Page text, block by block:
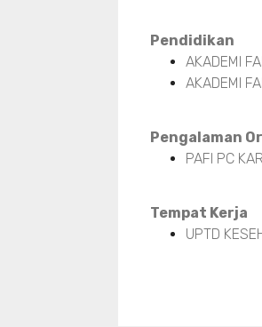
Pendidikan
AKADEMI
AKADEMI
Pengalaman
PAFI PC
Tempat Kerja
UPTD